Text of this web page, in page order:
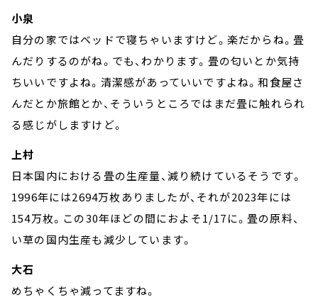
小泉
自分の家ではベッドで寝ちゃいますけど。楽だからね。畳
んだりするのがね。でも、わかります。畳の匂いとか気持
ちいいですよね。清潔感があっていいですよね。和食屋さ
んだとか旅館とか、そういうところではまだ畳に触れられ
る感じがしますけど。
上村
日本国内における畳の生産量、減り続けているそうです。
1996年には2694万枚ありましたが、それが2023年には
154万枚。この30年ほどの間におよそ1/17に。畳の原料、
い草の国内生産も減少しています。
大石
めちゃくちゃ減ってますね。